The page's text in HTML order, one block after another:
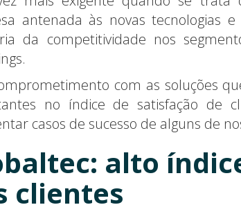
antenada às novas tecnologias
da competitividade nos
com as soluções
no índice de satisfação de
casos de sucesso de alguns de
alto
clientes